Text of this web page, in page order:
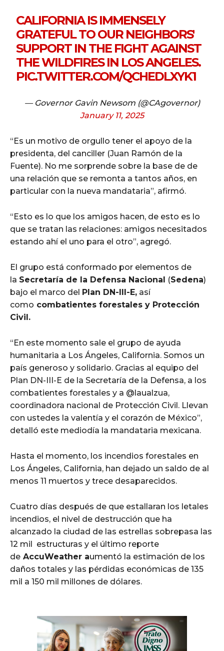
CALIFORNIA IS IMMENSELY
GRATEFUL TO OUR NEIGHBORS'
SUPPORT IN THE FIGHT AGAINST
THE WILDFIRES IN LOS ANGELES.
PIC.TWITTER.COM/QCHEDLXYK1
— Governor Gavin Newsom (@CAgovernor)
January 11, 2025
“Es un motivo de orgullo tener el apoyo de la
presidenta, del canciller (Juan Ramón de la
Fuente). No me sorprende sobre la base de de
una relación que se remonta a tantos años, en
particular con la nueva mandataria”, afirmó.
“Esto es lo que los amigos hacen, de esto es lo
que se tratan las relaciones: amigos necesitados
estando ahí el uno para el otro”, agregó.
El grupo está conformado por elementos de
la Secretaría de la Defensa Nacional (Sedena)
bajo el marco del Plan DN-III-E, así
como combatientes forestales y Protección
Civil.
“En este momento sale el grupo de ayuda
humanitaria a Los Ángeles, California. Somos un
país generoso y solidario. Gracias al equipo del
Plan DN-III-E de la Secretaría de la Defensa, a los
combatientes forestales y a @laualzua,
coordinadora nacional de Protección Civil. Llevan
con ustedes la valentía y el corazón de México”,
detalló este mediodía la mandataria mexicana.
Hasta el momento, los incendios forestales en
Los Ángeles, California, han dejado un saldo de al
menos 11 muertos y trece desaparecidos.
Cuatro días después de que estallaran los letales
incendios, el nivel de destrucción que ha
alcanzado la ciudad de las estrellas sobrepasa las
12 mil estructuras y el último reporte
de AccuWeather aumentó la estimación de los
daños totales y las pérdidas económicas de 135
mil a 150 mil millones de dólares.